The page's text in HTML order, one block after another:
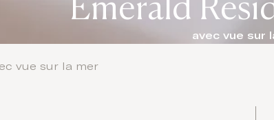
avec vue sur
vue sur la mer